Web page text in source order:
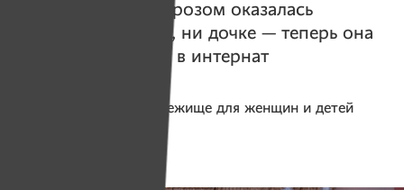
с рассеянным склерозом оказалась
не нужна ни мужу, ни дочке — теперь она
рада, что переедет в интернат
Убежище для женщин и детей